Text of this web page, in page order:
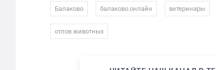
Балаково балаково.онлайн ветеринары
отлов животных